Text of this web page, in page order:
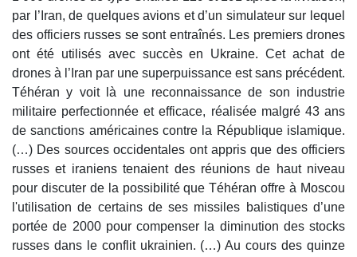
par l’Iran, de quelques avions et d’un simulateur sur lequel
des officiers russes se sont entraînés. Les premiers drones
ont été utilisés avec succès en Ukraine. Cet achat de
drones à l’Iran par une superpuissance est sans précédent.
Téhéran y voit là une reconnaissance de son industrie
militaire perfectionnée et efficace, réalisée malgré 43 ans
de sanctions américaines contre la République islamique.
(…) Des sources occidentales ont appris que des officiers
russes et iraniens tenaient des réunions de haut niveau
pour discuter de la possibilité que Téhéran offre à Moscou
l'utilisation de certains de ses missiles balistiques d’une
portée de 2000 pour compenser la diminution des stocks
russes dans le conflit ukrainien. (…) Au cours des quinze